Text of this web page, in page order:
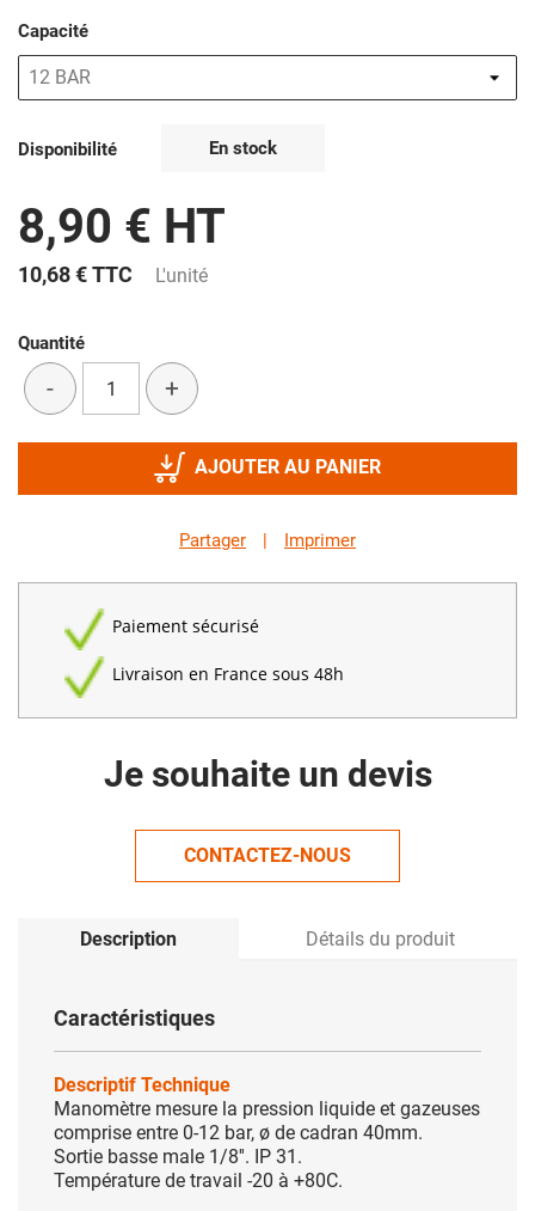
Capacité
Disponibilité En stock
8,90 € HT
10,68 €TTC L'unité
Quantité
- +
AJOUTER AU PANIER
Partager | Imprimer
Paiement sécurisé
Livraison en France sous 48h
Je souhaite un devis
CONTACTEZ-NOUS
Description Détails du produit
Caractéristiques
Descriptif Technique
Manomètre mesure la pression liquide et gazeuses
comprise entre 0-12 bar, ø de cadran 40mm.
Sortie basse male 1/8''. IP 31.
Température de travail -20 à +80C.